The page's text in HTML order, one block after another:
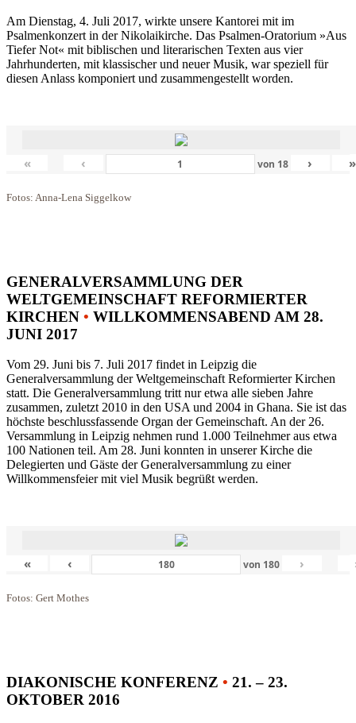
Am Dienstag, 4. Juli 2017, wirkte unsere Kantorei mit im
Psalmenkonzert in der Nikolaikirche. Das Psalmen-Oratorium »Aus
Tiefer Not« mit biblischen und literarischen Texten aus vier
Jahrhunderten, mit klassischer und neuer Musik, war speziell für
diesen Anlass komponiert und zusammengestellt worden.
« ‹ von 18 › »
Fotos: Anna-Lena Siggelkow
GENERALVERSAMMLUNG DER
WELTGEMEINSCHAFT REFORMIERTER
KIRCHEN • WILLKOMMENSABEND AM 28.
JUNI 2017
Vom 29. Juni bis 7. Juli 2017 findet in Leipzig die
Generalversammlung der Weltgemeinschaft Reformierter Kirchen
statt. Die Generalversammlung tritt nur etwa alle sieben Jahre
zusammen, zuletzt 2010 in den USA und 2004 in Ghana. Sie ist das
höchste beschlussfassende Organ der Gemeinschaft. An der 26.
Versammlung in Leipzig nehmen rund 1.000 Teilnehmer aus etwa
100 Nationen teil. Am 28. Juni konnten in unserer Kirche die
Delegierten und Gäste der Generalversammlung zu einer
Willkommensfeier mit viel Musik begrüßt werden.
« ‹ von 180 ›
Fotos: Gert Mothes
DIAKONISCHE KONFERENZ • 21. – 23.
OKTOBER 2016